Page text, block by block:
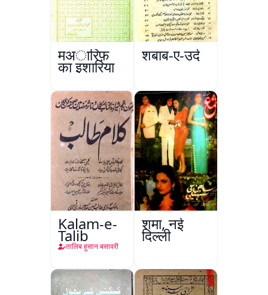
मअारिफ़
का इशारिया
शबाब-ए-उर्दू
Kalam-e-
Talib
तालिब हुसान बसावरी
शमा, नई
दिल्ली